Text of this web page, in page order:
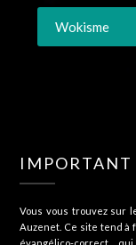
Wokisme
IMPORTANT
Vous vous trouvez sur
Auzenet. Ce site tend à